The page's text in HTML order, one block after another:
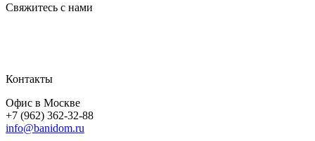
Свяжитесь с нами
Контакты
Офис в Москве
+7 (962) 362-32-88
info@banidom.ru